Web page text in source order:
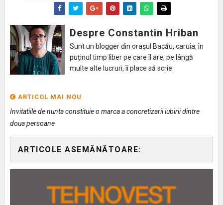
Despre Constantin Hriban
Sunt un blogger din orașul Bacău, caruia, în
puținul timp liber pe care îl are, pe lângă
multe alte lucruri, îi place să scrie.
ARTICOL MAI NOU
Invitatiile de nunta constituie o marca a concretizarii iubirii dintre
doua persoane
ARTICOLE ASEMĂNĂTOARE: